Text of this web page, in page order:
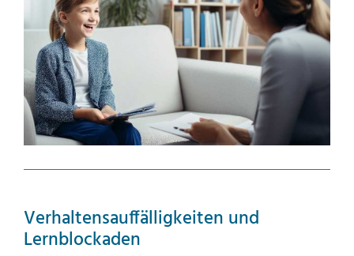
Verhaltensauffälligkeiten und
Lernblockaden